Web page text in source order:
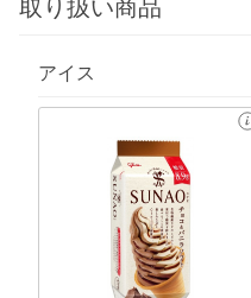
取り扱い商品
アイス